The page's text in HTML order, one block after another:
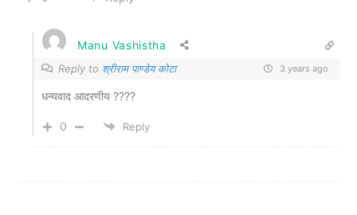
Manu Vashistha
Reply to श्रीराम पाण्डेय कोटा 3 years ago
धन्यवाद आदरणीय ????
0 Reply